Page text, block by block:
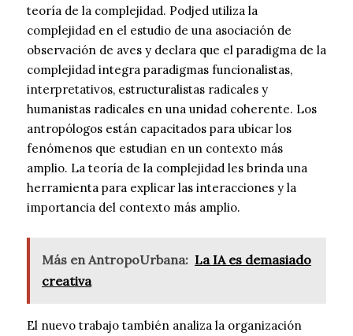
teoría de la complejidad. Podjed utiliza la
complejidad en el estudio de una asociación de
observación de aves y declara que el paradigma de la
complejidad integra paradigmas funcionalistas,
interpretativos, estructuralistas radicales y
humanistas radicales en una unidad coherente. Los
antropólogos están capacitados para ubicar los
fenómenos que estudian en un contexto más
amplio. La teoría de la complejidad les brinda una
herramienta para explicar las interacciones y la
importancia del contexto más amplio.
Más en AntropoUrbana: La IA es demasiado
creativa
El nuevo trabajo también analiza la organización